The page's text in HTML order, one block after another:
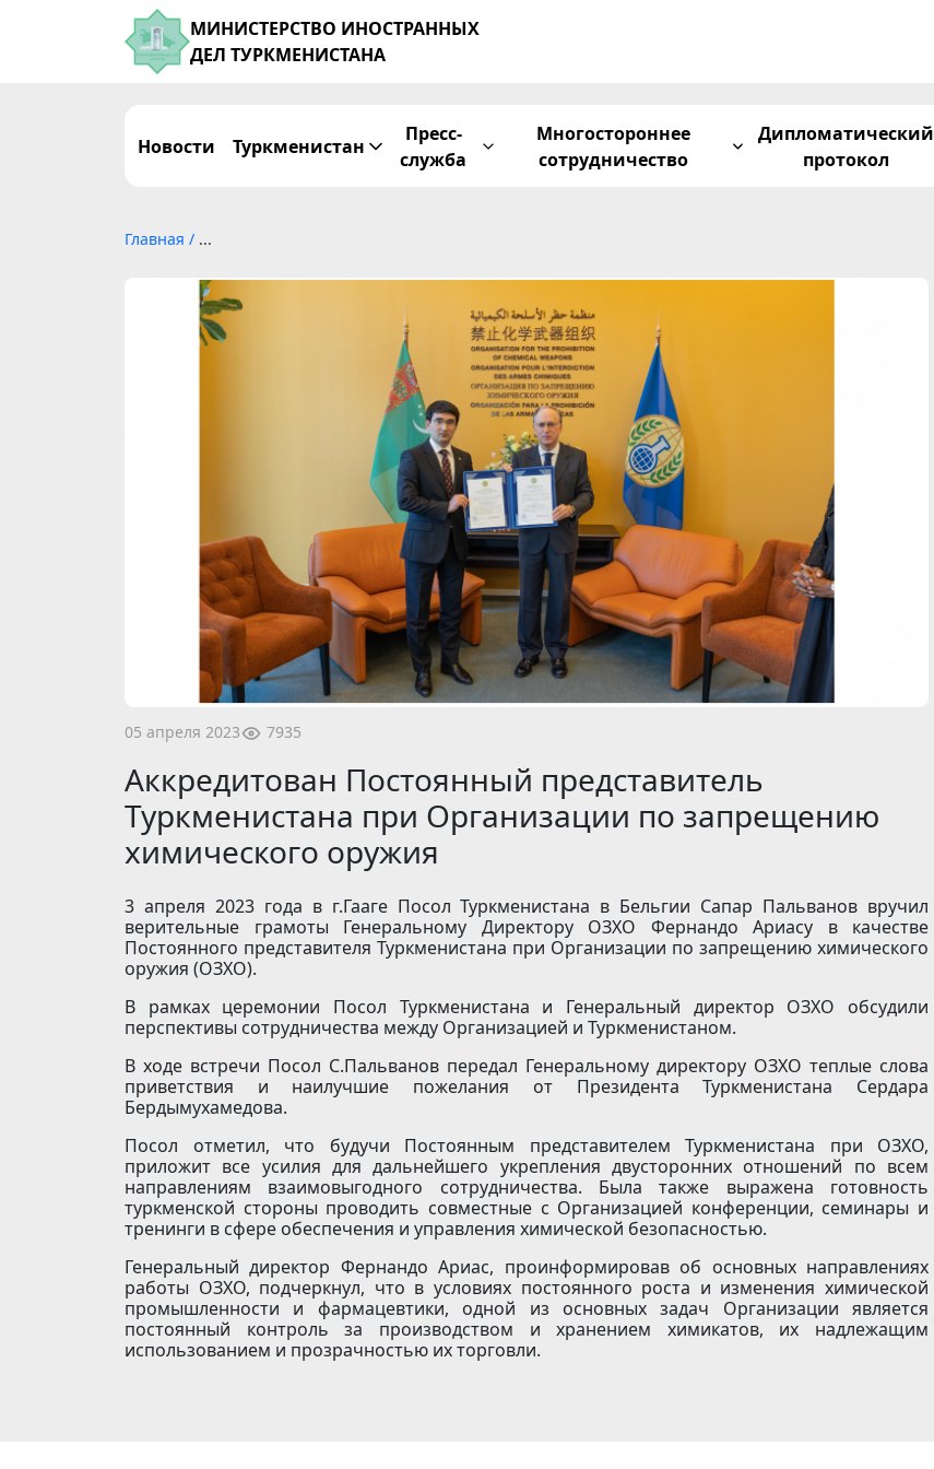
МИНИСТЕРСТВО ИНОСТРАННЫХ
ДЕЛ ТУРКМЕНИСТАНА
Новости Туркменистан
Пресс-
служба
Многостороннее
сотрудничество
Дипломатический
протокол
Главная / ...
05 апреля 2023 7935
Аккредитован Постоянный представитель
Туркменистана при Организации по запрещению
химического оружия
3 апреля 2023 года в г.Гааге Посол Туркменистана в Бельгии Сапар Пальванов вручил
верительные грамоты Генеральному Директору ОЗХО Фернандо Ариасу в качестве
Постоянного представителя Туркменистана при Организации по запрещению химического
оружия (ОЗХО).
В рамках церемонии Посол Туркменистана и Генеральный директор ОЗХО обсудили
перспективы сотрудничества между Организацией и Туркменистаном.
В ходе встречи Посол С.Пальванов передал Генеральному директору ОЗХО теплые слова
приветствия и наилучшие пожелания от Президента Туркменистана Сердара
Бердымухамедова.
Посол отметил, что будучи Постоянным представителем Туркменистана при ОЗХО,
приложит все усилия для дальнейшего укрепления двусторонних отношений по всем
направлениям взаимовыгодного сотрудничества. Была также выражена готовность
туркменской стороны проводить совместные с Организацией конференции, семинары и
тренинги в сфере обеспечения и управления химической безопасностью.
Генеральный директор Фернандо Ариас, проинформировав об основных направлениях
работы ОЗХО, подчеркнул, что в условиях постоянного роста и изменения химической
промышленности и фармацевтики, одной из основных задач Организации является
постоянный контроль за производством и хранением химикатов, их надлежащим
использованием и прозрачностью их торговли.